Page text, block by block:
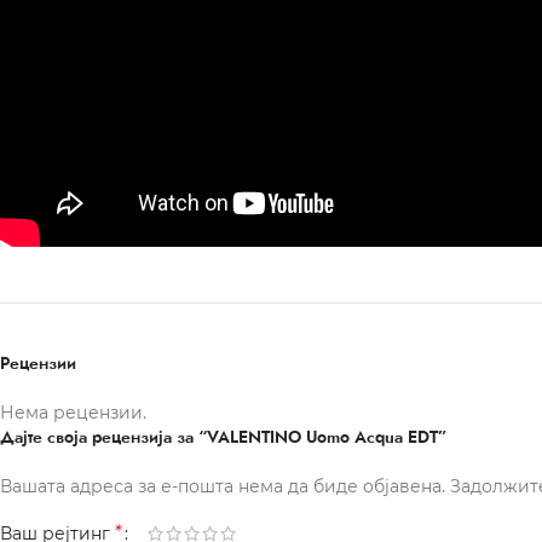
Рецензии
Нема рецензии.
Дајте своја рецензија за “VALENTINO Uomo Acqua EDT”
Вашата адреса за е-пошта нема да биде објавена.
Ваш рејтинг *